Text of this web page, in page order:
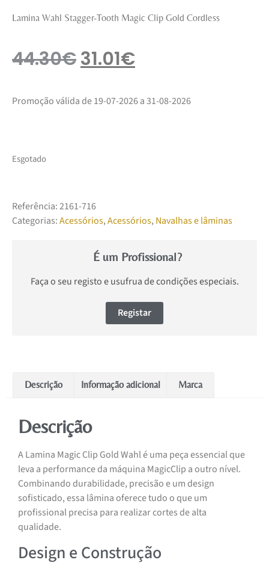
Lamina Wahl Stagger-Tooth Magic Clip Gold Cordless
44.30€31.01€
Promoção válida de 19-07-2026 a 31-08-2026
Esgotado
Referência:2161-716
Categorias:Acessórios,Acessórios, Navalhas e lâminas
É um Profissional?
Faça o seu registo e usufrua de condições especiais.
Registar
Descrição Informação adicional Marca
Descrição
A Lamina Magic Clip Gold Wahl é uma peça essencial que
leva a performance da máquina MagicClip a outro nível.
Combinando durabilidade, precisão e um design
sofisticado, essa lâmina oferece tudo o que um
profissional precisa para realizar cortes de alta
qualidade.
Design e Construção